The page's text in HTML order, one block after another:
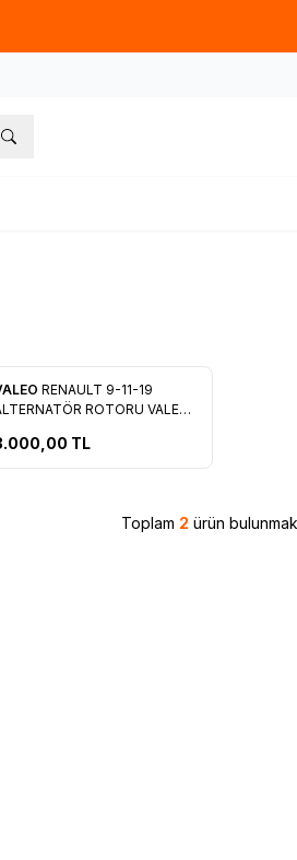
Ekle
RENAULT 9-11-19
ROTORU VALEO
TL
Toplam 2 ürün